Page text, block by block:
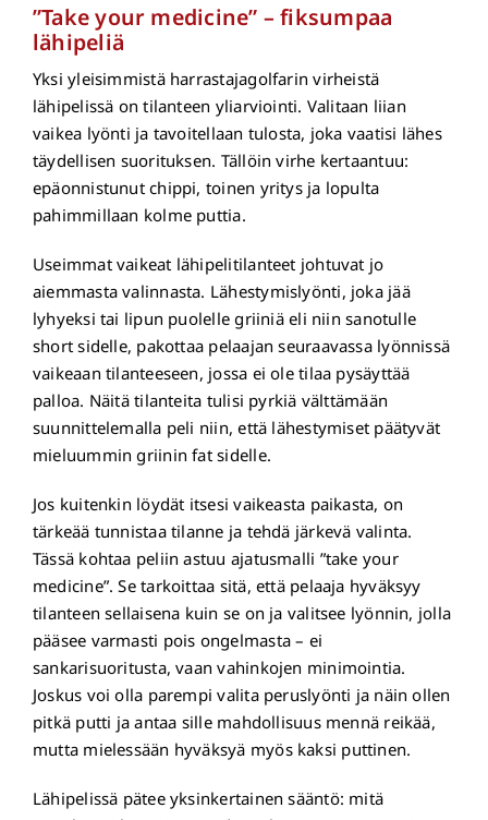
”Take your medicine” – fiksumpaa
lähipeliä
Yksi yleisimmistä harrastajagolfarin virheistä
lähipelissä on tilanteen yliarviointi. Valitaan liian
vaikea lyönti ja tavoitellaan tulosta, joka vaatisi lähes
täydellisen suorituksen. Tällöin virhe kertaantuu:
epäonnistunut chippi, toinen yritys ja lopulta
pahimmillaan kolme puttia.
Useimmat vaikeat lähipelitilanteet johtuvat jo
aiemmasta valinnasta. Lähestymislyönti, joka jää
lyhyeksi tai lipun puolelle griiniä eli niin sanotulle
short sidelle, pakottaa pelaajan seuraavassa lyönnissä
vaikeaan tilanteeseen, jossa ei ole tilaa pysäyttää
palloa. Näitä tilanteita tulisi pyrkiä välttämään
suunnittelemalla peli niin, että lähestymiset päätyvät
mieluummin griinin fat sidelle.
Jos kuitenkin löydät itsesi vaikeasta paikasta, on
tärkeää tunnistaa tilanne ja tehdä järkevä valinta.
Tässä kohtaa peliin astuu ajatusmalli ”take your
medicine”. Se tarkoittaa sitä, että pelaaja hyväksyy
tilanteen sellaisena kuin se on ja valitsee lyönnin, jolla
pääsee varmasti pois ongelmasta – ei
sankarisuoritusta, vaan vahinkojen minimointia.
Joskus voi olla parempi valita peruslyönti ja näin ollen
pitkä putti ja antaa sille mahdollisuus mennä reikää,
mutta mielessään hyväksyä myös kaksi puttinen.
Lähipelissä pätee yksinkertainen sääntö: mitä